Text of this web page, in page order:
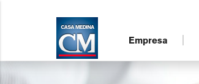
Empresa